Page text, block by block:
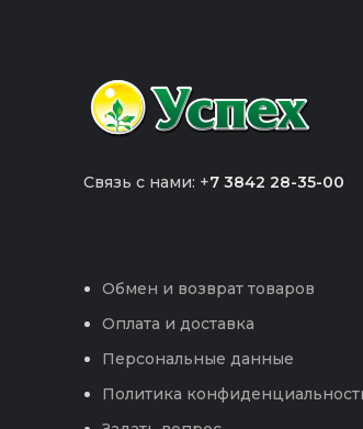
Связь с нами: +7 3842 28-35-00
Обмен и возврат товаров
Оплата и доставка
Персональные данные
Политика